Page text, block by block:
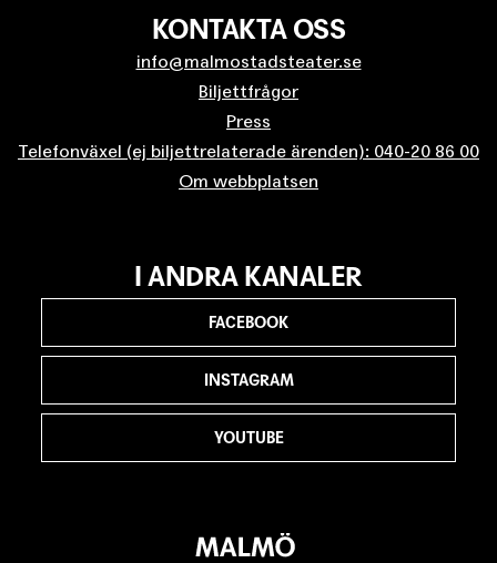
KONTAKTA OSS
info@malmostadsteater.se
Biljettfrågor
Press
Telefonväxel (ej biljettrelaterade ärenden): 040-20 86 00
Om webbplatsen
I ANDRA KANALER
FACEBOOK
INSTAGRAM
YOUTUBE